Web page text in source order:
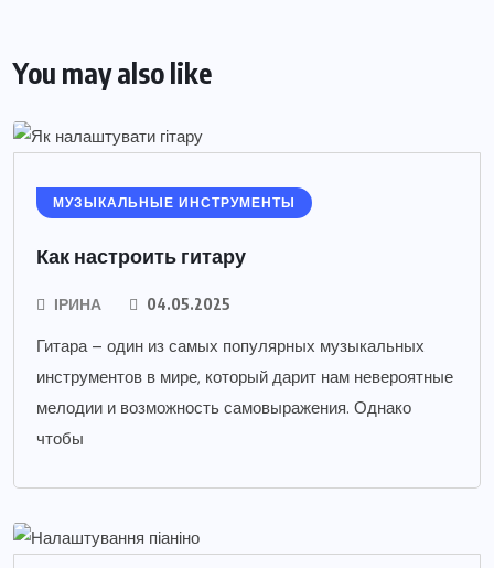
You may also like
МУЗЫКАЛЬНЫЕ ИНСТРУМЕНТЫ
Как настроить гитару
ІРИНА 04.05.2025
Гитара – один из самых популярных музыкальных
инструментов в мире, который дарит нам невероятные
мелодии и возможность самовыражения. Однако
чтобы